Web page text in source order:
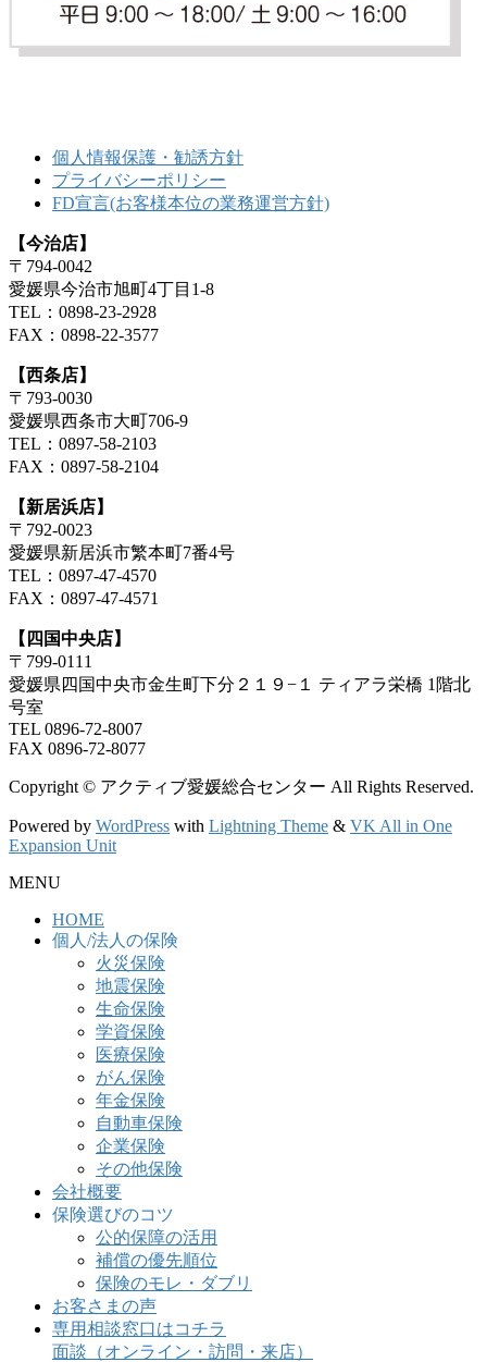
個人情報保護・勧誘方針
プライバシーポリシー
FD宣言(お客様本位の業務運営方針)
【今治店】
〒794-0042
愛媛県今治市旭町4丁目1-8
TEL：0898-23-2928
FAX：0898-22-3577
【西条店】
〒793-0030
愛媛県西条市大町706-9
TEL：0897-58-2103
FAX：0897-58-2104
【新居浜店】
〒792-0023
愛媛県新居浜市繁本町7番4号
TEL：0897-47-4570
FAX：0897-47-4571
【四国中央店】
〒799-0111
愛媛県四国中央市金生町下分２１９−１ ティアラ栄橋 1階北
号室
TEL 0896-72-8007
FAX 0896-72-8077
Copyright © アクティブ愛媛総合センター All Rights Reserved.
Powered by WordPress with Lightning Theme & VK All in One
Expansion Unit
MENU
HOME
個人/法人の保険
火災保険
地震保険
生命保険
学資保険
医療保険
がん保険
年金保険
自動車保険
企業保険
その他保険
会社概要
保険選びのコツ
公的保障の活用
補償の優先順位
保険のモレ・ダブリ
お客さまの声
専用相談窓口はコチラ
面談（オンライン・訪問・来店）